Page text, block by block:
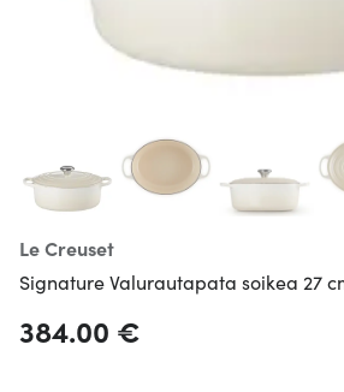
Le Creuset
Signature Valurautapata soikea 27
384.00 €